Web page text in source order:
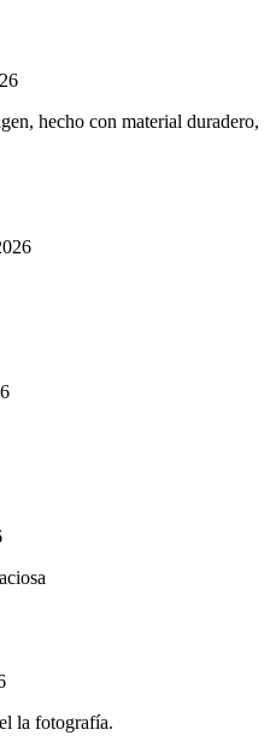
hecho con material duradero,
la fotografía.